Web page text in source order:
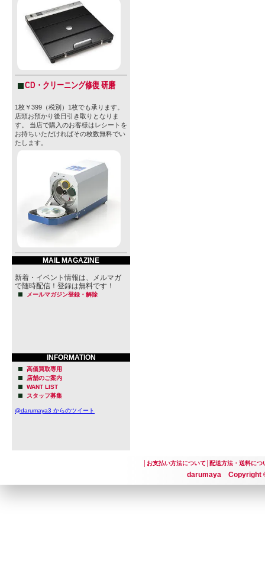
CD・クリーニング修復 研磨
1枚￥399（税別）1枚でも承ります。
店頭お預かり後日引き取りとなりま
す。 当店で購入のお客様はレシートを
お持ちいただければその枚数無料でい
たします。
MAIL MAGAZINE
新着・イベント情報は、メルマガ
で随時配信！登録は無料です！
メールマガジン登録・解除
INFORMATION
高価買取専用
店舗のご案内
WANT LIST
スタッフ募集
@darumaya3 からのツイート
お支払い方法について│ 配送方法・送料につ
darumaya Copyright